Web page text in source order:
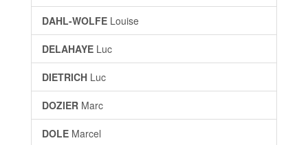
DAHL-WOLFE Louise
DELAHAYE Luc
DIETRICH Luc
DOZIER Marc
DOLE Marcel